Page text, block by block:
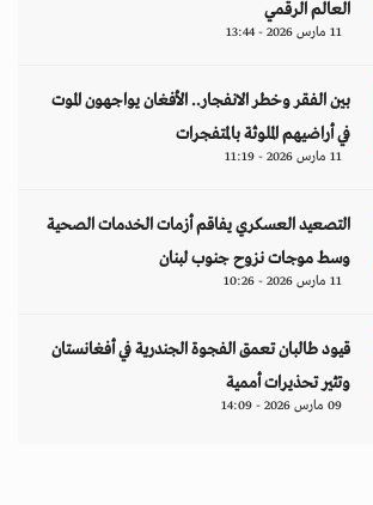
العالم الرقمي
11 مارس 2026 - 13:44
بين الفقر وخطر الانفجار.. الأفغان يواجهون الموت
في أراضيهم الملوثة بالمتفجرات
11 مارس 2026 - 11:19
التصعيد العسكري يفاقم أزمات الخدمات الصحية
وسط موجات نزوح جنوب لبنان
11 مارس 2026 - 10:26
قيود طالبان تعمق الفجوة الجندرية في أفغانستان
وتثير تحذيرات أممية
09 مارس 2026 - 14:09